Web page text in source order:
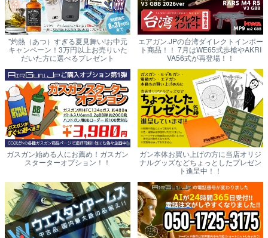
"灼熱（あつ）すぎる夏見舞い!お中元
キャンペーン！3万円以上お売りいた
だいた方に選べるプレゼント
エアガン.JPの台湾ダイレクトインポー
ト商品！！ 7月はWE65式歩槍やAKRI
VA56式が再登場！！
ガスガン始める人にお薦め！ガスガン
スターターオプション！！
ガン本体お買い上げの方に当店オリジ
ナルグッズなどちょっとしたプレゼン
ト進呈中！！